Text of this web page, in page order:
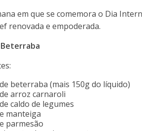
em que se comemora o Dia
renovada e empoderada.
beterraba (mais 150g do líquido)
arroz carnaroli
caldo de legumes
manteiga
parmesão